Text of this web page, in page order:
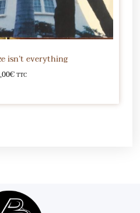
isn’t everything
€TTC